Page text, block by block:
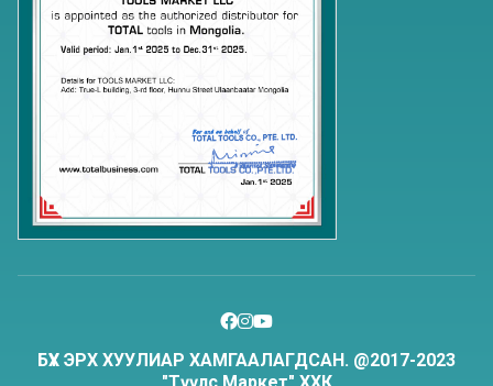
БҮХ ЭРХ ХУУЛИАР ХАМГААЛАГДСАН. @2017-2023